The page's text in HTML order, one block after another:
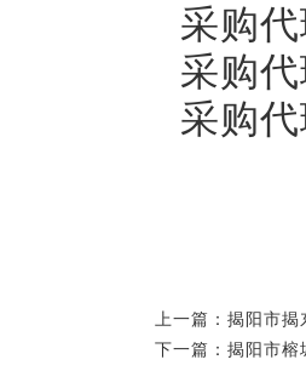
采购
采购
采购
上一篇：揭阳市揭
下一篇：揭阳市